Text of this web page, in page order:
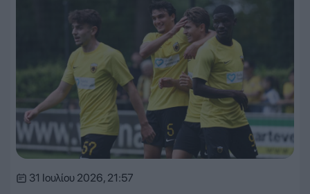
31 Ιουλίου 2026, 21:57